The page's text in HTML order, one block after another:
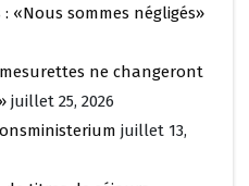
«Nous sommes négligés»
ne changeront
juillet 25, 2026
juillet 13,